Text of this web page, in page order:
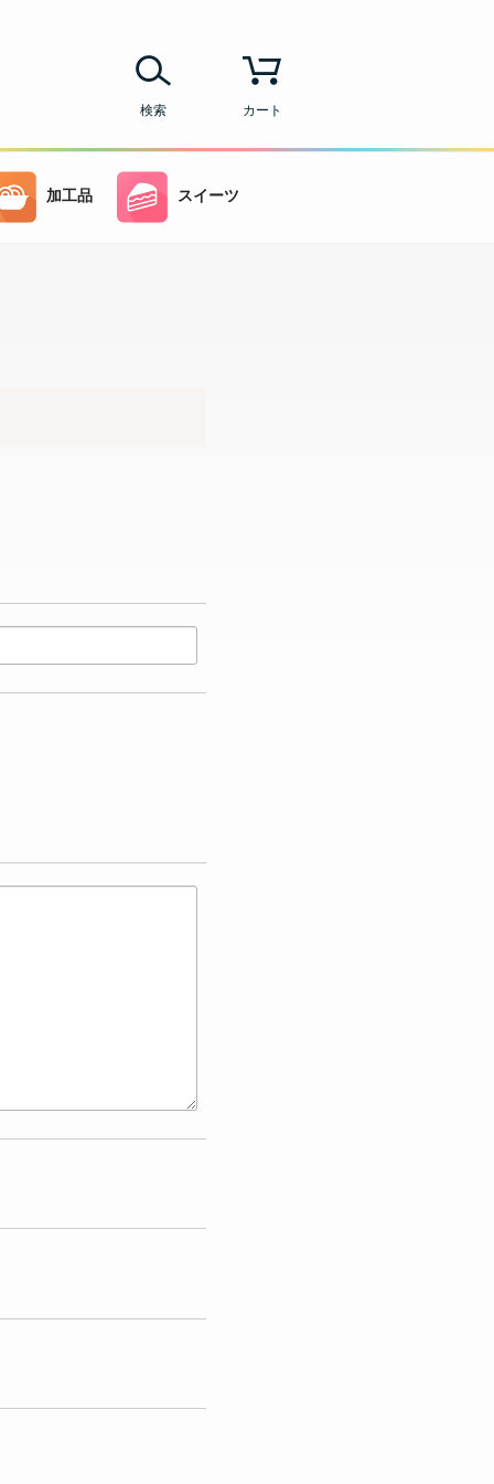
カート
検索
加工品 スイーツ